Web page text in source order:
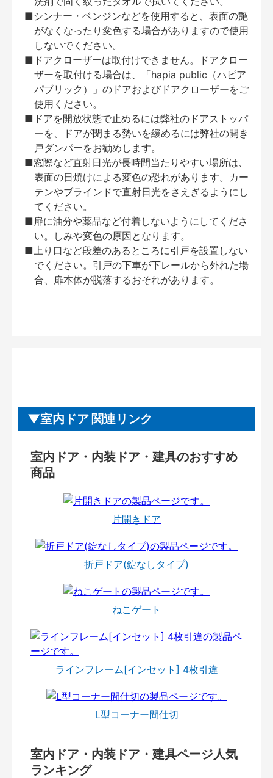
■シンナー・ベンジンなどを使用すると、表面の艶
がなくなったり変色する場合がありますので使用
しないでください。
■ドアクローザーは取付けできません。ドアクロー
ザーを取付ける場合は、「hapia public（ハピア
パブリック）」のドアおよびドアクローザーをご
使用ください。
■ドアを開放状態で止めるには弊社のドアストッパ
ーを、ドアが閉まる勢いを緩めるには弊社の開き
戸ダンパーをお勧めします。
■窓際など直射日光が長時間当たりやすい場所は、
表面の日焼けによる変色の恐れがあります。カー
テンやブラインドで直射日光をさえぎるようにし
てください。
■扉に油分や薬品など付着しないようにしてくださ
い。しみや変色の原因となります。
■上り口など段差のあるところに引戸を設置しない
でください。引戸の下車が下レールから外れた場
合、扉本体が脱落するおそれがあります。
室内ドア 関連リンク
室内ドア・内装ドア・建具のおすすめ
商品
片開きドア
折戸ドア(錠なしタイプ)
ねこゲート
ラインフレーム[インセット] 4枚引違
L型コーナー間仕切
室内ドア・内装ドア・建具ページ人気
ランキング